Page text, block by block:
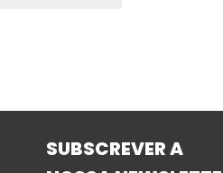
SUBSCREVER A